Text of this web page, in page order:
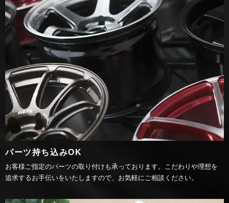
パーツ持ち込みOK
お客様ご指定のパーツの取り付けも承っております。こだわりや理想を
追求するお手伝いをいたしますので、お気軽にご相談ください。